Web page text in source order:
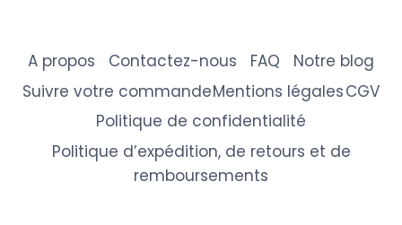
A propos Contactez-nous FAQ
Notre blog
Suivre votre commandeMentions légalesCGV
Politique de confidentialité
Politique d’expédition, de retours et de
remboursements